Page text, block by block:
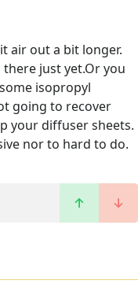
air out a bit longer.
just yet.Or you
isopropyl
going to recover
your diffuser sheets.
nor to hard to do.